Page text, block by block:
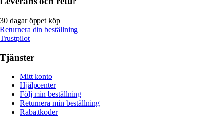
30 dagar öppet köp
Returnera din beställning
Trustpilot
Tjänster
Mitt konto
Hjälpcenter
Följ min beställning
Returnera min beställning
Rabattkoder